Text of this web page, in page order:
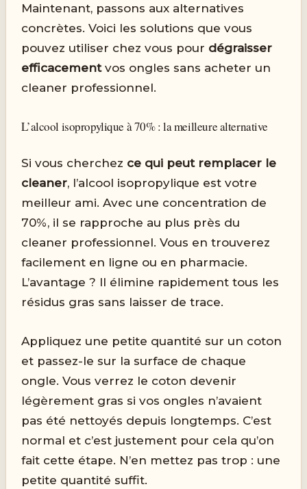
Maintenant, passons aux alternatives
concrètes. Voici les solutions que vous
pouvez utiliser chez vous pour dégraisser
efficacementvos ongles sans acheter un
cleaner professionnel.
L’alcool isopropylique à 70% : la meilleure alternative
Si vous cherchez ce qui peut remplacer le
cleaner, l’alcool isopropylique est votre
meilleur ami. Avec une concentration de
70%, il se rapproche au plus près du
cleaner professionnel. Vous en trouverez
facilement en ligne ou en pharmacie.
L’avantage ? Il élimine rapidement tous les
résidus gras sans laisser de trace.
Appliquez une petite quantité sur un coton
et passez-le sur la surface de chaque
ongle. Vous verrez le coton devenir
légèrement gras si vos ongles n’avaient
pas été nettoyés depuis longtemps. C’est
normal et c’est justement pour cela qu’on
fait cette étape. N’en mettez pas trop : une
petite quantité suffit.